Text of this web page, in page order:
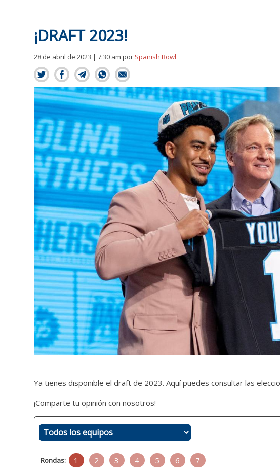
¡DRAFT 2023!
28 de abril de 2023 | 7:30 ampor Spanish Bowl
Ya tienes disponible el draft de 2023. Aquí puedes consultar las
¡Comparte tu opinión con nosotros!
Rondas: 1 2 3 4 5 6 7